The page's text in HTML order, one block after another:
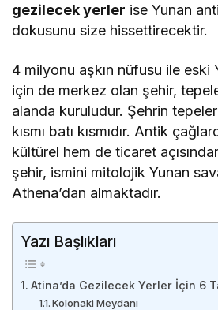
gezilecek yerler ise Yunan
dokusunu size hissettirecektir.
4 milyonu aşkın nüfusu ile eski
için de merkez olan şehir,
alanda kuruludur. Şehrin
kısmı batı kısmıdır. Antik
kültürel hem de ticaret
şehir, ismini mitolojik Yunan
Athena’dan almaktadır.
Yazı Başlıkları
Atina’da Gezilecek Yerler İçin 6
Kolonaki Meydanı